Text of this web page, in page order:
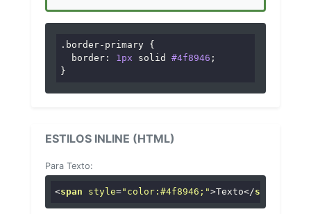
.border-primary {
border : 1px solid #4f8946 ;
}
ESTILOS INLINE (HTML)
Para Texto:
<span style="color:#4f8946;">Texto</span